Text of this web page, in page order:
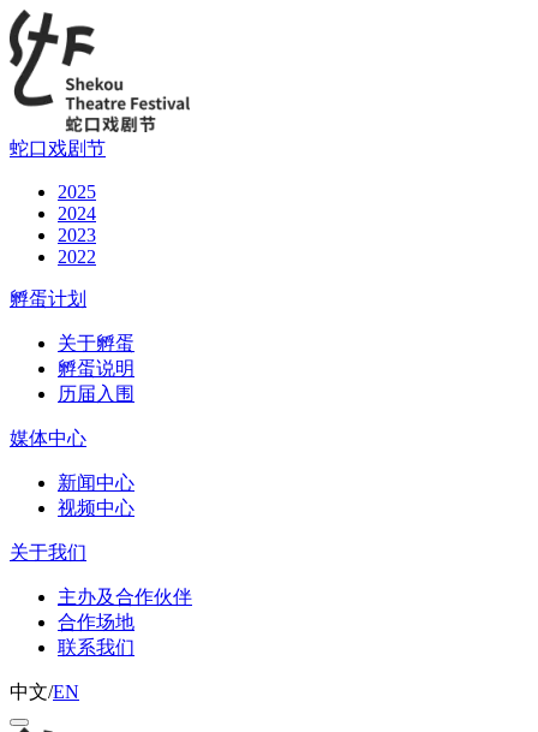
蛇口戏剧节
2025
2024
2023
2022
孵蛋计划
关于孵蛋
孵蛋说明
历届入围
媒体中心
新闻中心
视频中心
关于我们
主办及合作伙伴
合作场地
联系我们
中文/EN